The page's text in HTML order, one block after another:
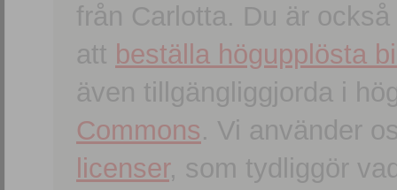
från Carlotta. Du är
att beställa högupplösta
även tillgängliggjorda i
Commons. Vi använder
licenser, som tydliggör